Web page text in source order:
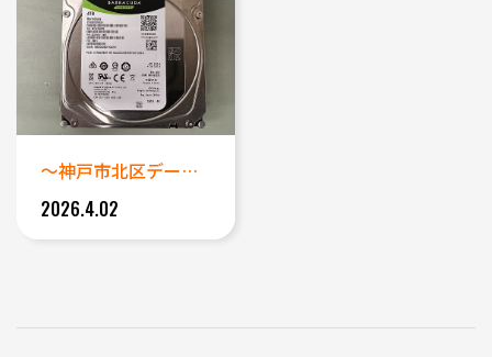
～神戸市北区データ復旧事例～ ...
2026.4.02